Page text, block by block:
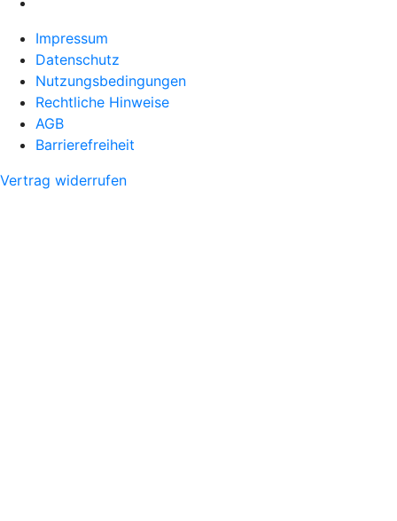
Impressum
Datenschutz
Nutzungsbedingungen
Rechtliche Hinweise
AGB
Barrierefreiheit
Vertrag widerrufen